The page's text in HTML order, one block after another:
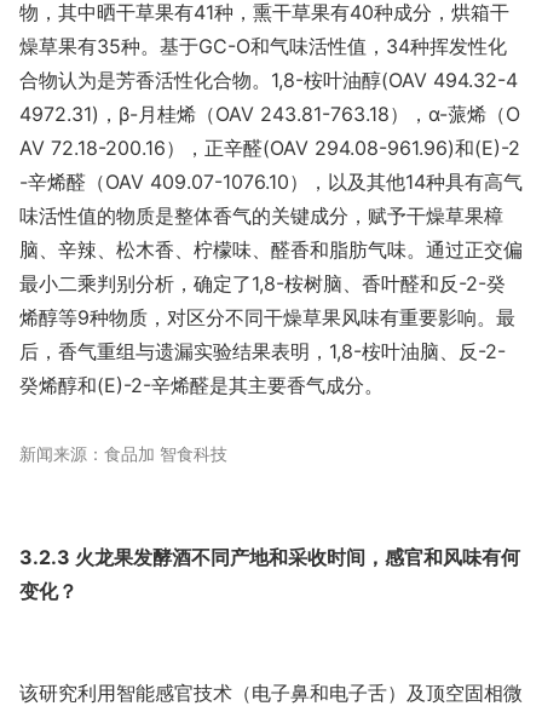
物，其中晒干草果有41种，熏干草果有40种成分，烘箱干
燥草果有35种。基于GC-O和气味活性值，34种挥发性化
合物认为是芳香活性化合物。1,8-桉叶油醇(OAV 494.32-4
4972.31)，β-月桂烯（OAV 243.81-763.18），α-蒎烯（O
AV 72.18-200.16），正辛醛(OAV 294.08-961.96)和(E)-2
-辛烯醛（OAV 409.07-1076.10），以及其他14种具有高气
味活性值的物质是整体香气的关键成分，赋予干燥草果樟
脑、辛辣、松木香、柠檬味、醛香和脂肪气味。通过正交偏
最小二乘判别分析，确定了1,8-桉树脑、香叶醛和反-2-癸
烯醇等9种物质，对区分不同干燥草果风味有重要影响。最
后，香气重组与遗漏实验结果表明，1,8-桉叶油脑、反-2-
癸烯醇和(E)-2-辛烯醛是其主要香气成分。
新闻来源：食品加 智食科技
3.2.3 火龙果发酵酒不同产地和采收时间，感官和风味有何
变化？
该研究利用智能感官技术（电子鼻和电子舌）及顶空固相微